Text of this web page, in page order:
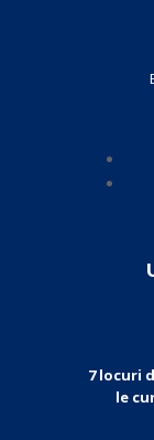
7 locuri
le